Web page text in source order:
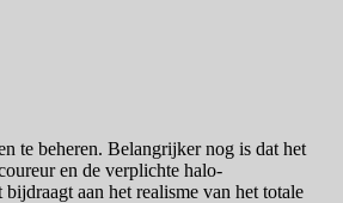
te beheren. Belangrijker nog is dat het
en de verplichte halo-
aan het realisme van het totale